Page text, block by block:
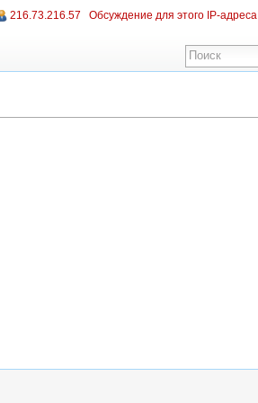
216.73.216.57 Обсуждение для этого IP-адреса